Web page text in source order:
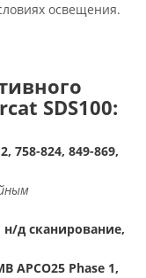
освещения.
SDS100:
758-824, 849-869,
н/д сканирование,
APCO25 Phase 1,